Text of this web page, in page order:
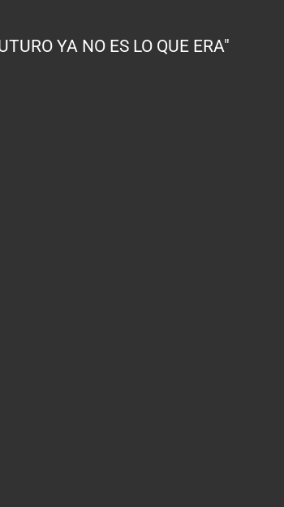
YA NO ES LO QUE ERA"